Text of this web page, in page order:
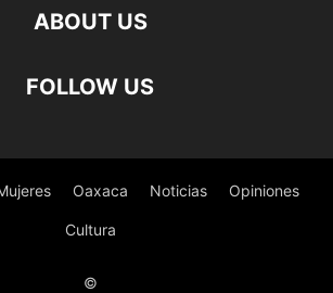
ABOUT US
FOLLOW US
Oaxaca Noticias Opiniones
Cultura
©